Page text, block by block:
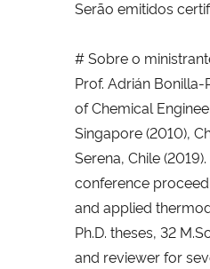
Serão emitidos
# Sobre o
Prof. Adrián
of Chemical
Singapore (2010),
Serena, Chile
conference
and applied
Ph.D. theses, 32
and reviewer for